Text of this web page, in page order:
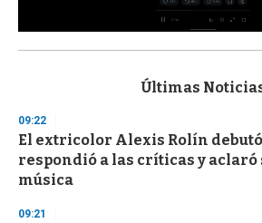
s
d
s
o
f
3
s
Últimas
09:22
El extricolor Alexis Rolín
respondió a las críticas y aclaró
música
09:21